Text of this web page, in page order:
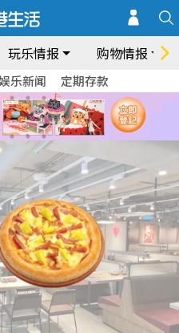
玩乐情报 购物情报
乐新闻 定期存款